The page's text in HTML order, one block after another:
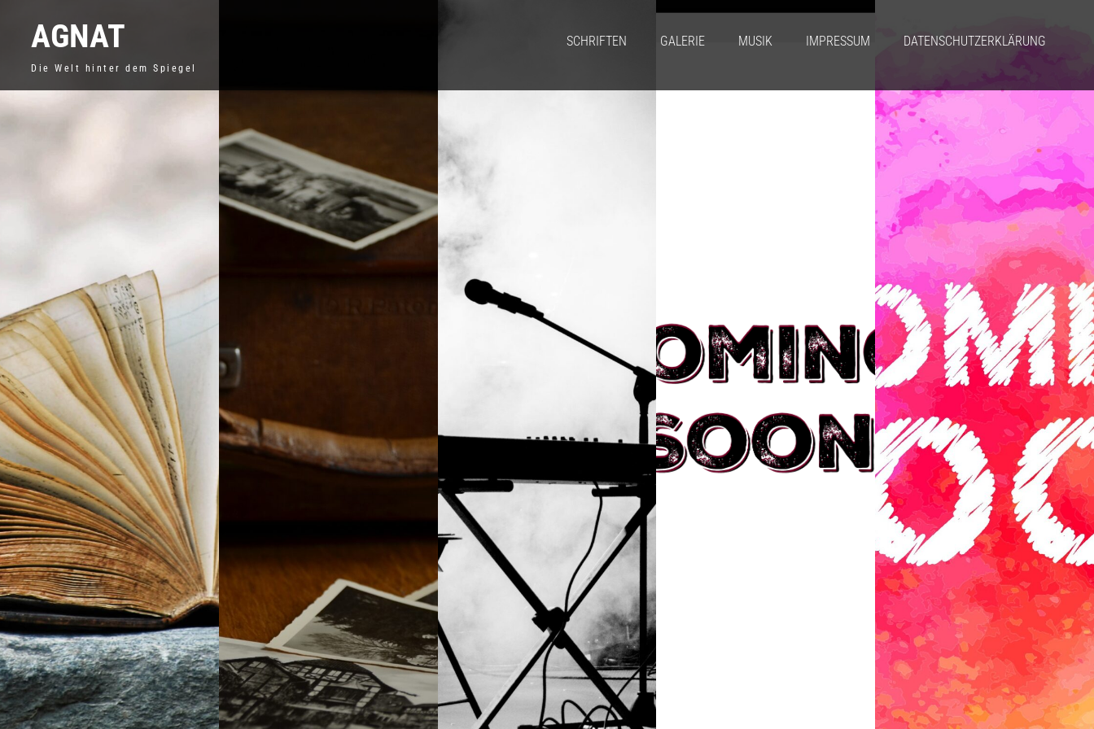
AGNAT
Die Welt hinter dem Spiegel
SCHRIFTEN GALERIE MUSIK IMPRESSUM DATENSCHUTZERKLÄRUNG